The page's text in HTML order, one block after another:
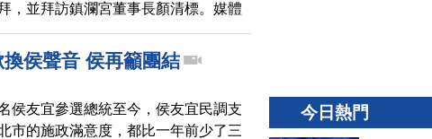
，並拜訪鎮瀾宮董事長顏清標。媒體
台中的泛藍人士。
侯聲音 侯再籲團結
侯友宜參選總統至今，侯友宜民調支
市的施政滿意度，都比一年前少了三
今日熱門